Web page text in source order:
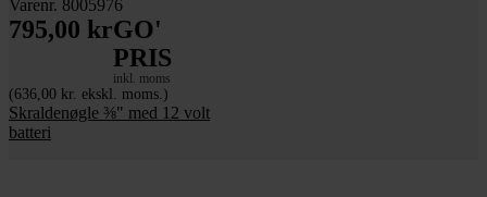
Varenr. 8005976
795,00 krGO'
PRIS
inkl. moms
(636,00 kr. ekskl. moms.)
Skraldenøgle ⅜" med 12 volt
batteri